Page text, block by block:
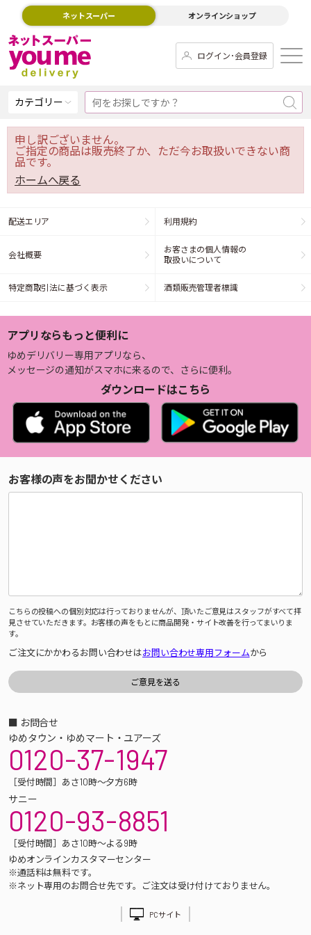
ネットスーパー オンラインショップ
ログイン･会員登録
カテゴリー
申し訳ございません。
ご指定の商品は販売終了か、ただ今お取扱いできない商
品です。
ホームへ戻る
配送エリア 利用規約
会社概要
お客さまの個人情報の
取扱いについて
特定商取引法に基づく表示 酒類販売管理者標識
アプリならもっと便利に
ゆめデリバリー専用アプリなら、
メッセージの通知がスマホに来るので、さらに便利。
ダウンロードはこちら
お客様の声をお聞かせください
こちらの投稿への個別対応は行っておりませんが、頂いたご意見はスタッフがすべて拝
見させていただきます。お客様の声をもとに商品開発・サイト改善を行ってまいりま
す。
ご注文にかかわるお問い合わせはお問い合わせ専用フォームから
■ お問合せ
ゆめタウン・ゆめマート・ユアーズ
0120-37-1947
［受付時間］あさ10時～夕方6時
サニー
0120-93-8851
［受付時間］あさ10時～よる9時
ゆめオンラインカスタマーセンター
※通話料は無料です。
※ネット専用のお問合せ先です。ご注文は受け付けておりません。
PCサイト